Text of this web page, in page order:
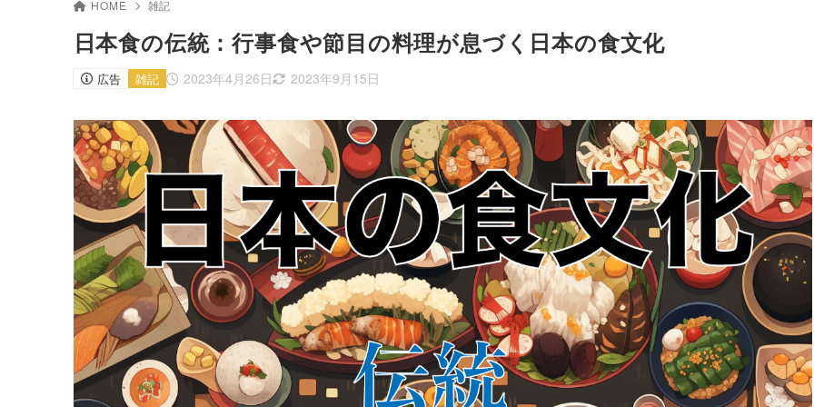
HOME 雑記
日本食の伝統：行事食や節目の料理が息づく日本の食文化
広告 2023年4月26日 2023年9月15日
雑記